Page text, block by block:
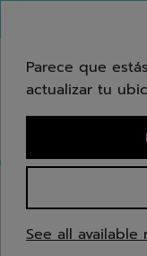
Ingresar una
ROPA DE
Parece que
actualizar tu
See all available